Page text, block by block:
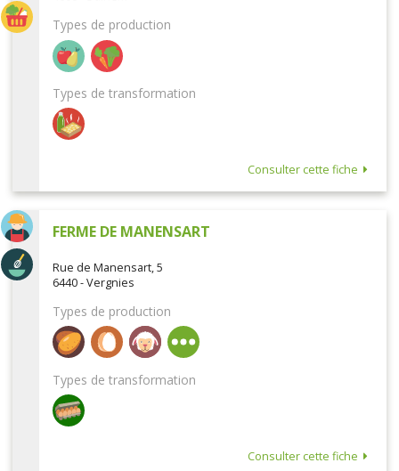
Types de production
Types de transformation
Consulter cette fiche
FERME DE MANENSART
Rue de Manensart, 5
6440 - Vergnies
Types de production
Types de transformation
Consulter cette fiche